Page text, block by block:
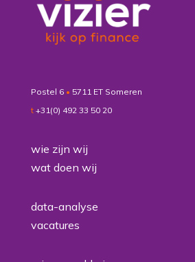
Postel 6 • 5711 ET Someren
t +31(0) 492 33 50 20
wie zijn wij
wat doen wij
data-analyse
vacatures